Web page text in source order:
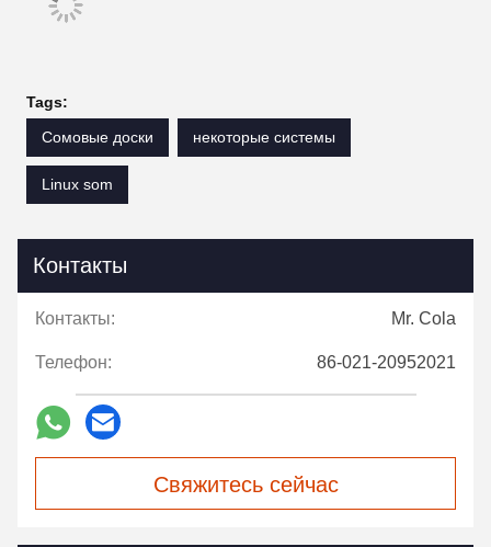
Tags:
Сомовые доски
некоторые системы
Linux som
Контакты
Контакты: Mr. Cola
Телефон: 86-021-20952021
Свяжитесь сейчас